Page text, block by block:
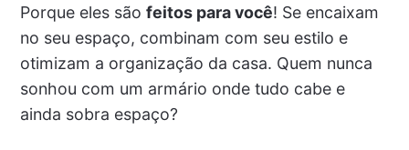
Porque eles são feitos para você! Se encaixam
no seu espaço, combinam com seu estilo e
otimizam a organização da casa. Quem nunca
sonhou com um armário onde tudo cabe e
ainda sobra espaço?